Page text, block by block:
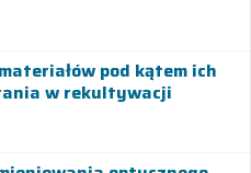
pod kątem ich
w rekultywacji